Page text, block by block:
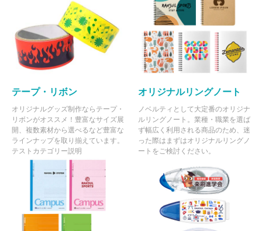
テープ・リボン
オリジナルグッズ制作ならテープ・
リボンがオススメ！豊富なサイズ展
開、複数素材から選べるなど豊富な
ラインナップを取り揃えています。
テストカテゴリー説明
オリジナルリングノート
ノベルティとして大定番のオリジナ
ルリングノート。業種・職業を選ば
ず幅広く利用される商品のため、迷
った際はまずはオリジナルリングノ
ートをご検討ください。